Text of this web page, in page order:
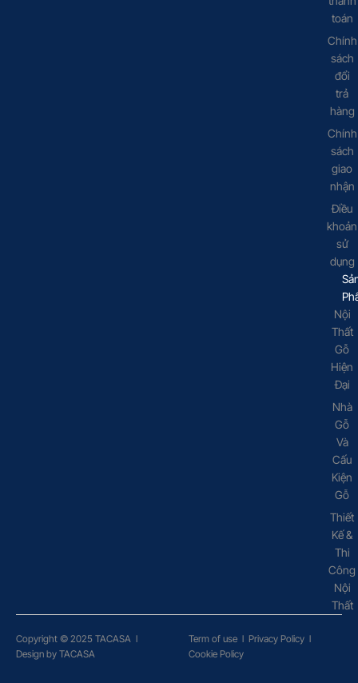
toán
Chính
sách
đổi
trả
hàng
Chính
sách
giao
nhận
Điều
khoản
sử
dụng
Nội
Thất
Gỗ
Hiện
Đại
Nhà
Gỗ
Và
Cấu
Kiện
Gỗ
Thiết
Kế &
Thi
Công
Nội
Thất
Copyright © 2025 TACASA l
Design by TACASA
Term of use l Privacy Policy l
Cookie Policy